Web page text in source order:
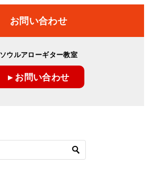
お問い合わせ
ソウルアローギター教室
▸ お問い合わせ